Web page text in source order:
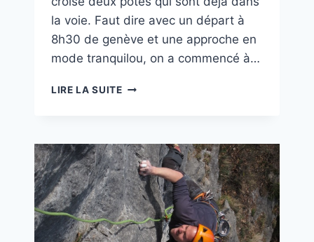
la voie. Faut dire avec un départ à
8h30 de genève et une approche en
mode tranquilou, on a commencé à…
LIRE LA SUITEALCOOTEST